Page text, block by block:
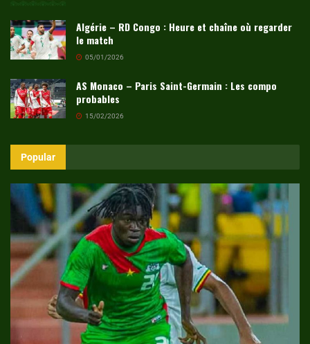
Algérie – RD Congo : Heure et chaîne où regarder
le match
05/01/2026
AS Monaco – Paris Saint-Germain : Les compo
probables
15/02/2026
Popular